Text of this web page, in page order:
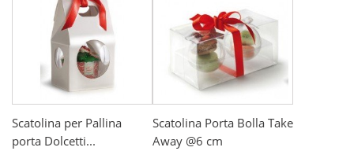
Scatolina per Pallina
porta Dolcetti...
Scatolina Porta Bolla Take
Away @6 cm